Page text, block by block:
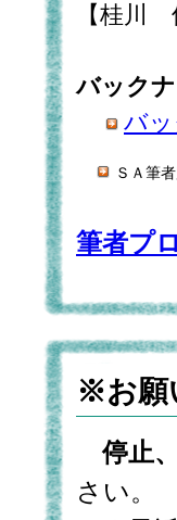
【桂川
バック
バ
ＳＡ筆
筆者プ
※お願
停止
さい。